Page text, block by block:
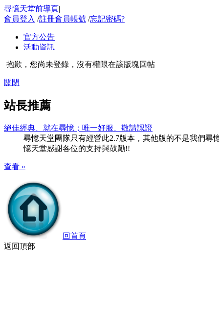
尋憶天堂前導頁|
會員登入 /註冊會員帳號 /忘記密碼?
抱歉，您尚未登錄，沒有權限在該版塊回帖
關閉
站長推薦
絕佳經典、就在尋憶；唯一好服、敬請認證
尋憶天堂團隊只有經營此2.7版本，其他版的不是我們尋
憶天堂感謝各位的支持與鼓勵!!
查看 »
回首頁
返回頂部